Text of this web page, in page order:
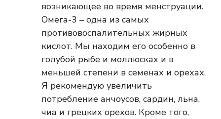
возникающее во время менструации.
Омега-3 – одна из самых
противовоспалительных жирных
кислот. Мы находим его особенно в
голубой рыбе и моллюсках и в
меньшей степени в семенах и орехах.
Я рекомендую увеличить
потребление анчоусов, сардин, льна,
чиа и грецких орехов. Кроме того,